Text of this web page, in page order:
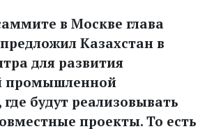
в Моск­ве глава
Казахстан в
для развития
промышленной
будут реализовывать
проекты. То есть